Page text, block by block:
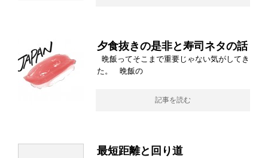
夕食抜きの是非と寿司ネタの話
晩飯ってそこまで重要じゃない気がしてき
た。 晩飯の
記事を読む
最短距離と回り道